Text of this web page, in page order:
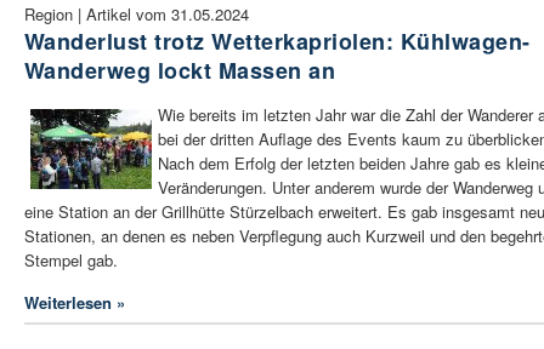
Region | Artikel vom 31.05.2024
Wanderlust trotz Wetterkapriolen: Kühlwagen-
Wanderweg lockt Massen an
Wie bereits im letzten Jahr war die Zahl der Wanderer
bei der dritten Auflage des Events kaum zu
Nach dem Erfolg der letzten beiden Jahre gab es
Veränderungen. Unter anderem wurde der Wanderweg
eine Station an der Grillhütte Stürzelbach erweitert. Es gab insgesamt
Stationen, an denen es neben Verpflegung auch Kurzweil und den
Stempel gab.
Weiterlesen »